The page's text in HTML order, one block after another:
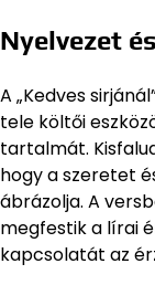
Nyelvezet
A „Kedves
tele költői
tartalmát.
hogy a szeretet
ábrázolja. A
megfestik a lírai
kapcsolatát az